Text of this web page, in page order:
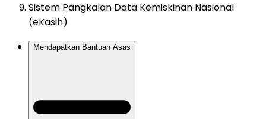
Sistem Pangkalan Data Kemiskinan Nasional
(eKasih)
Mendapatkan Bantuan Asas